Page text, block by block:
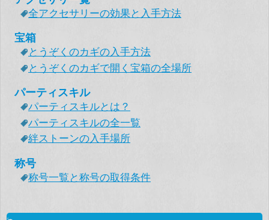
全アクセサリーの効果と入手方法
宝箱
とうぞくのカギの入手方法
とうぞくのカギで開く宝箱の全場所
パーティスキル
パーティスキルとは？
パーティスキルの全一覧
絆ストーンの入手場所
称号
称号一覧と称号の取得条件